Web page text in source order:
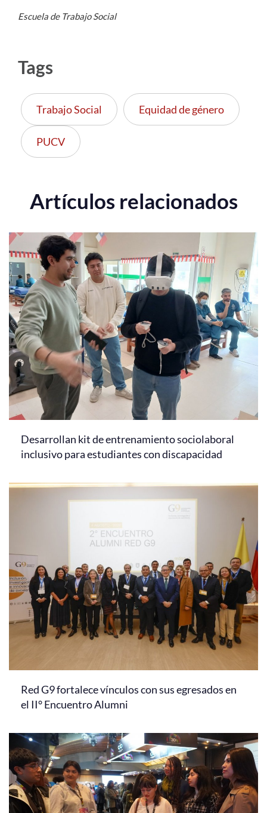
Escuela de Trabajo Social
Tags
Trabajo Social Equidad de género
PUCV
Artículos relacionados
Desarrollan kit de entrenamiento sociolaboral
inclusivo para estudiantes con discapacidad
Red G9 fortalece vínculos con sus egresados en
el II° Encuentro Alumni